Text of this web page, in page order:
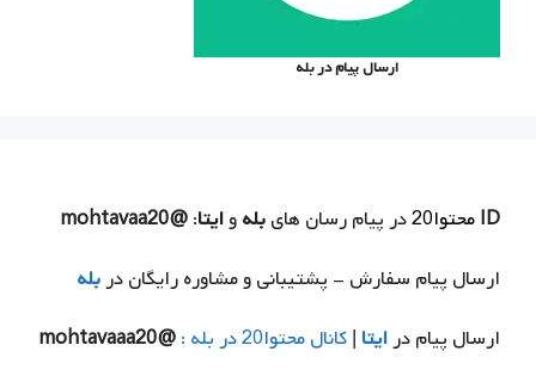
ارسال پیام در بله
IDمحتوا20 در پیام رسان هایبلهوایتا:
@mohtavaa20
ارسال پیام سفارش - پشتیبانی و مشاوره رایگان دربله
ارسال پیام درایتا |کانال محتوا20 در بله :
@mohtavaaa20